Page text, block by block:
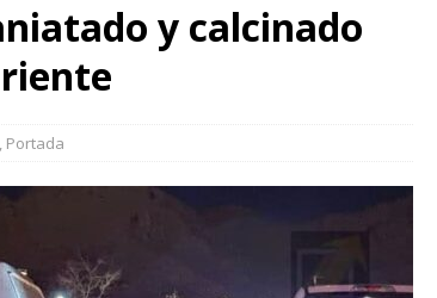
inaugura el Paso Superior de Fuerza Aérea y carretera
de Maru *Más poder al poder *Barredoras… y
y calcinado
, Portada